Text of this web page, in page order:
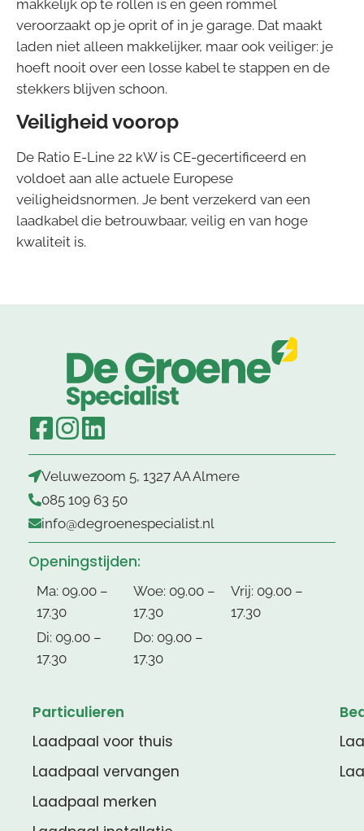
makkelijk op te rollen is en geen rommel
veroorzaakt op je oprit of in je garage. Dat maakt
laden niet alleen makkelijker, maar ook veiliger: je
hoeft nooit over een losse kabel te stappen en de
stekkers blijven schoon.
Veiligheid voorop
De Ratio E-Line 22 kW is CE-gecertificeerd en
voldoet aan alle actuele Europese
veiligheidsnormen. Je bent verzekerd van een
laadkabel die betrouwbaar, veilig en van hoge
kwaliteit is.
Veluwezoom 5, 1327 AA Almere
085 109 63 50
info@degroenespecialist.nl
Openingstijden:
Ma: 09.00 –
17.30
Di: 09.00 –
17.30
Woe: 09.00 –
17.30
Do: 09.00 –
17.30
Vrij: 09.00 –
17.30
Particulieren
Laadpaal voor thuis
Laadpaal vervangen
Laadpaal merken